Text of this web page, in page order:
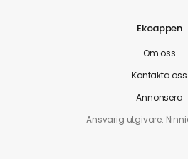
Ekoappen
Om oss
Kontakta oss
Annonsera
Ansvarig utgivare: